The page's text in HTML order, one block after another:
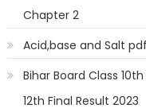
Chapter 2
Acid,base and Salt
Bihar Board Class
12th Final Result 2023